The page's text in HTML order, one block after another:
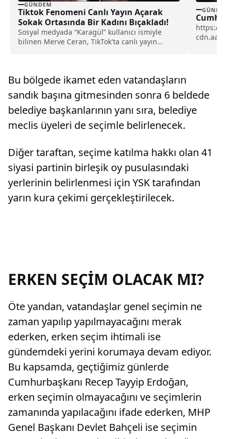
GÜNDEM
Tiktok Fenomeni Canlı Yayın Açarak
Sokak Ortasında Bir Kadını Bıçakladı!
Sosyal medyada “Karagül” kullanıcı ismiyle
bilinen Merve Ceran, TikTok'ta canlı yayın
https://
Bu bölgede ikamet eden vatandaşların
sandık başına gitmesinden sonra 6 beldede
belediye başkanlarının yanı sıra, belediye
meclis üyeleri de seçimle belirlenecek.
Diğer taraftan, seçime katılma hakkı olan 41
siyasi partinin birleşik oy pusulasındaki
yerlerinin belirlenmesi için YSK tarafından
yarın kura çekimi gerçekleştirilecek.
ERKEN SEÇİM OLACAK MI?
Öte yandan, vatandaşlar genel seçimin ne
zaman yapılıp yapılmayacağını merak
ederken, erken seçim ihtimali ise
gündemdeki yerini korumaya devam ediyor.
Bu kapsamda, geçtiğimiz günlerde
Cumhurbaşkanı Recep Tayyip Erdoğan,
erken seçimin olmayacağını ve seçimlerin
zamanında yapılacağını ifade ederken, MHP
Genel Başkanı Devlet Bahçeli ise seçimin